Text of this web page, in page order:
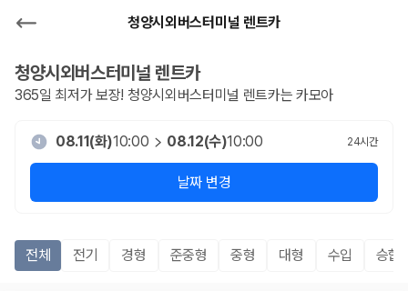
청양시외버스터미널 렌트카
청양시외버스터미널 렌트카
365일 최저가 보장! 청양시외버스터미널 렌트카는 카모아
08.11(화)10:00 08.12(수)10:00 24시간
날짜 변경
전체 전기 경형 준중형 중형 대형 수입 승합